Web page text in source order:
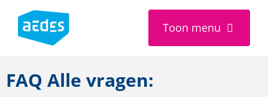
Toon menu
FAQ Alle vragen: